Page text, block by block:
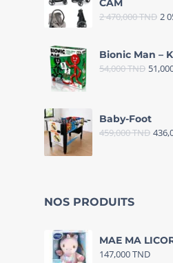
CAM
2 470,000TND 2
Bionic Man –
54,000TND
Baby-Foot
459,000TND
NOS PRODUITS
MAE MA
147,000TND